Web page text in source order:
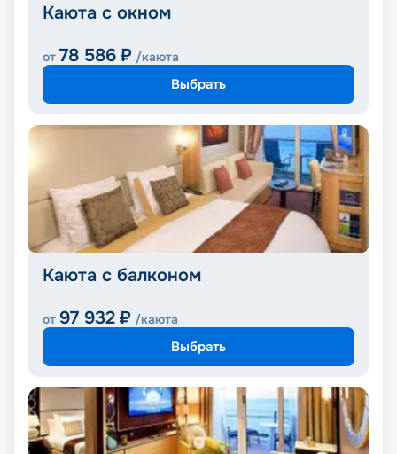
Каюта с окном
от 78 586 ₽ /каюта
Выбрать
Каюта с балконом
от 97 932 ₽ /каюта
Выбрать